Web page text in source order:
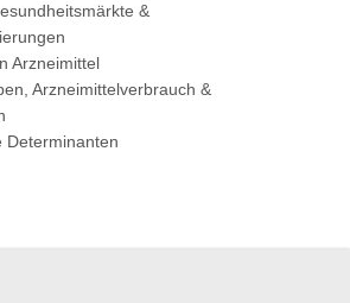
&
Arzneimittel
Arzneimittelverbrauch &